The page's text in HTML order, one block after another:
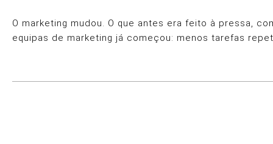
O marketing mudou. O que antes era feito à pressa,
equipas de marketing já começou: menos tarefas